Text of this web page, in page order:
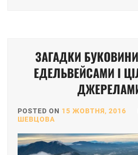
ЗАГАДКИ
ЕДЕЛЬВЕЙСАМИ І
POSTED ON 15 ЖОВТНЯ, 2016
ШЕВЦОВА